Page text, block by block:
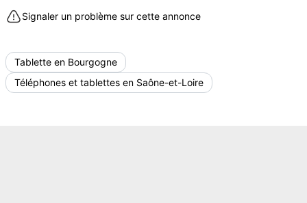
Signaler un problème sur cette annonce
Tablette en Bourgogne
Téléphones et tablettes en Saône-et-Loire